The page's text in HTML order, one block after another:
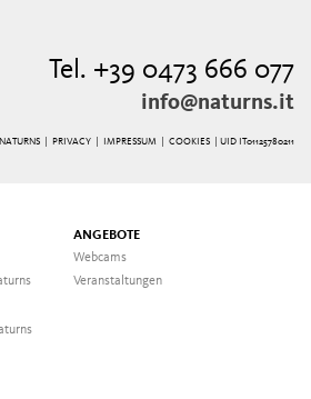
Tel. +39 0473 666 077
info@naturns.it
| PRIVACY| IMPRESSUM| COOKIES | UID IT01125780211
ANGEBOTE
Webcams
Veranstaltungen